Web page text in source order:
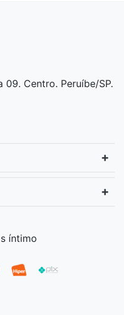
09. Centro. Peruíbe/SP.
íntimo